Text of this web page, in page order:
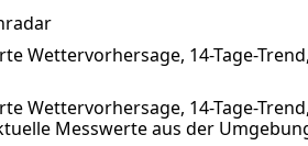
Wettervorhersage, 14-Tage-
Wettervorhersage, 14-Tage-
Messwerte aus der